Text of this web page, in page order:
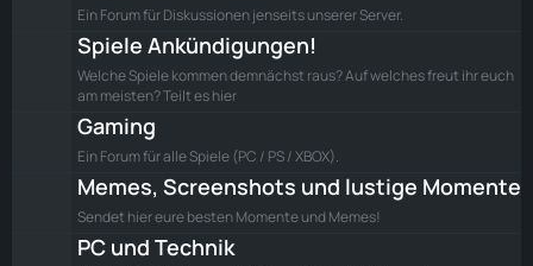
Ein Forum für Diskussionen jenseits unserer Server.
Spiele Ankündigungen!
Welche Spiele kommen demnächst raus? Auf welches freut ihr euch
am meisten? Teilt es hier
Gaming
Ein Forum für alle Spiele (PC / PS / XBOX).
Memes, Screenshots und lustige Momente
Sendet hier eure besten Momente und Memes!
PC und Technik